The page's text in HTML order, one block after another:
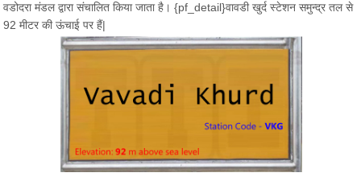
वडोदरा मंडल द्वारा संचालित किया जाता है। {pf_detail}वावडी खुर्द स्टेशन समुन्द्र तल से
92 मीटर की ऊंचाई पर हैं|